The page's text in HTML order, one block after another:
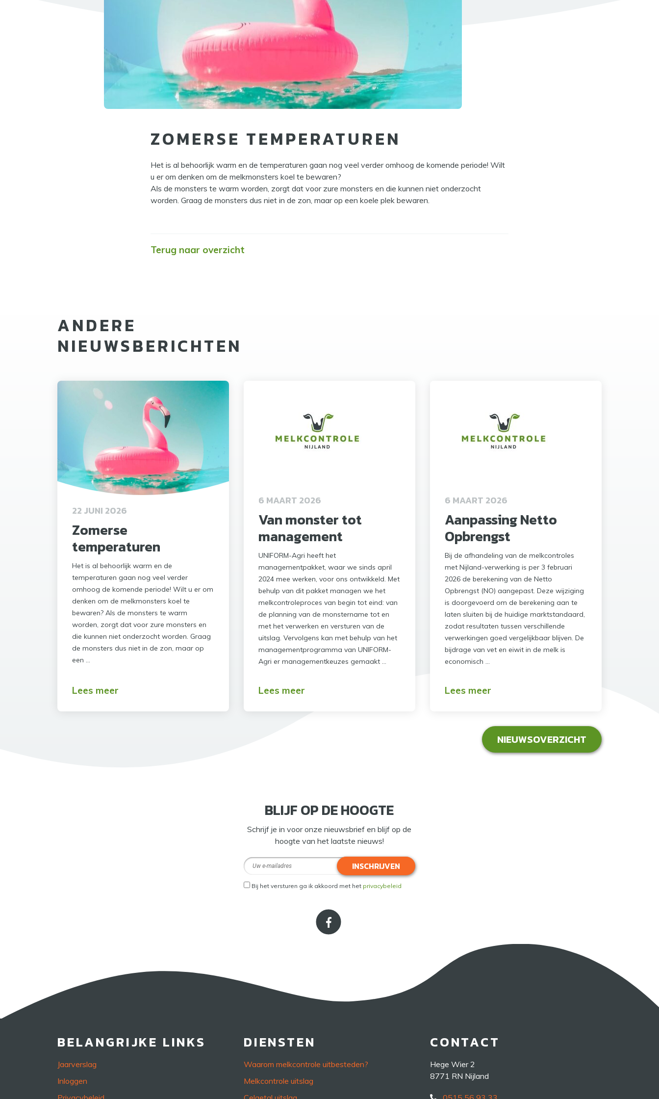
ZOMERSE TEMPERATUREN
Het is al behoorlijk warm en de temperaturen gaan nog veel verder omhoog de komende periode! Wilt
u er om denken om de melkmonsters koel te bewaren?
Als de monsters te warm worden, zorgt dat voor zure monsters en die kunnen niet onderzocht
worden. Graag de monsters dus niet in de zon, maar op een koele plek bewaren.
Terug naar overzicht
ANDERE
NIEUWSBERICHTEN
22 JUNI 2026
Zomerse
temperaturen
Het is al behoorlijk warm en de
temperaturen gaan nog veel verder
omhoog de komende periode! Wilt u er om
denken om de melkmonsters koel te
bewaren? Als de monsters te warm
worden, zorgt dat voor zure monsters en
die kunnen niet onderzocht worden. Graag
de monsters dus niet in de zon, maar op
een …
Lees meer
6 MAART 2026
Van monster tot
management
UNIFORM-Agri heeft het
managementpakket, waar we sinds april
2024 mee werken, voor ons ontwikkeld. Met
behulp van dit pakket managen we het
melkcontroleproces van begin tot eind: van
de planning van de monstername tot en
met het verwerken en versturen van de
uitslag. Vervolgens kan met behulp van het
managementprogramma van UNIFORM-
Agri er managementkeuzes gemaakt …
Lees meer
6 MAART 2026
Aanpassing Netto
Opbrengst
Bij de afhandeling van de melkcontroles
met Nijland-verwerking is per 3 februari
2026 de berekening van de Netto
Opbrengst (NO) aangepast. Deze wijziging
is doorgevoerd om de berekening aan te
laten sluiten bij de huidige marktstandaard,
zodat resultaten tussen verschillende
verwerkingen goed vergelijkbaar blijven. De
bijdrage van vet en eiwit in de melk is
economisch …
Lees meer
NIEUWSOVERZICHT
BLIJF OP DE HOOGTE
Schrijf je in voor onze nieuwsbrief en blijf op de
hoogte van het laatste nieuws!
INSCHRIJVEN
Bij het versturen ga ik akkoord met het privacybeleid
BELANGRIJKE LINKS
Jaarverslag
Inloggen
DIENSTEN
Waarom melkcontrole uitbesteden?
Melkcontrole uitslag
CONTACT
Hege Wier 2
8771 RN Nijland